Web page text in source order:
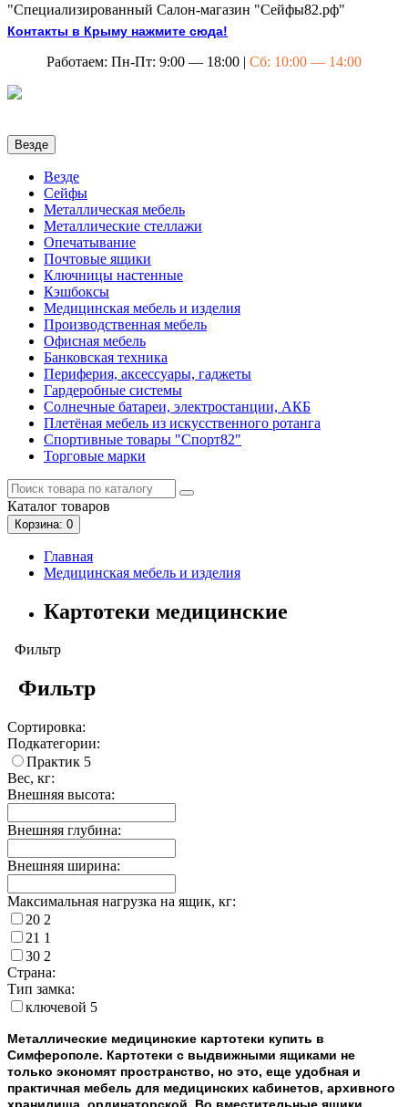
"Специализированный Салон-магазин "Сейфы82.рф"
Контакты в Крыму нажмите сюда!
Работаем: Пн-Пт: 9:00 — 18:00 | Сб: 10:00 — 14:00
Везде
Везде
Сейфы
Металлическая мебель
Металлические стеллажи
Опечатывание
Почтовые ящики
Ключницы настенные
Кэшбоксы
Медицинская мебель и изделия
Производственная мебель
Офисная мебель
Банковская техника
Периферия, аксессуары, гаджеты
Гардеробные системы
Солнечные батареи, электростанции, АКБ
Плетёная мебель из искусственного ротанга
Спортивные товары "Спорт82"
Торговые марки
Каталог товаров
Корзина: 0
Главная
Медицинская мебель и изделия
Картотеки медицинские
Фильтр
Фильтр
Сортировка:
Подкатегории:
Практик 5
Вес, кг:
Внешняя высота:
Внешняя глубина:
Внешняя ширина:
Максимальная нагрузка на ящик, кг:
20 2
21 1
30 2
Страна:
Тип замка:
ключевой 5
Металлические медицинские картотеки купить в
Симферополе. Картотеки с выдвижными ящиками не
только экономят пространство, но это, еще удобная и
практичная мебель для медицинских кабинетов, архивного